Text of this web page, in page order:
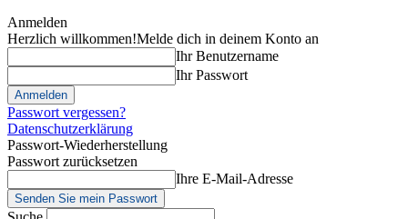
Anmelden
Herzlich willkommen!Melde dich in deinem Konto an
Ihr Benutzername
Ihr Passwort
Passwort vergessen?
Datenschutzerklärung
Passwort-Wiederherstellung
Passwort zurücksetzen
Ihre E-Mail-Adresse